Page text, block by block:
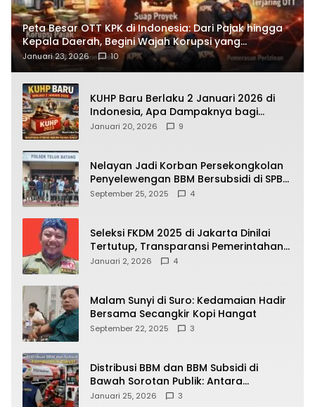
Peta Besar OTT KPK di Indonesia: Dari Pajak hingga
Kepala Daerah, Begini Wajah Korupsi yang
Terbongkar
Januari 23, 2026 10
KUHP Baru Berlaku 2 Januari 2026 di
Indonesia, Apa Dampaknya bagi
Kehidupan Warga? Ini Aturan Kunci
Januari 20, 2026 9
Nelayan Jadi Korban Persekongkolan
Penyelewengan BBM Bersubsidi di SPBU
64.78809 Teluk Batang
September 25, 2025 4
Seleksi FKDM 2025 di Jakarta Dinilai
Tertutup, Transparansi Pemerintahan
Pramono–Rano Dipertanyakan
Januari 2, 2026 4
Malam Sunyi di Suro: Kedamaian Hadir
Bersama Secangkir Kopi Hangat
September 22, 2025 3
Distribusi BBM dan BBM Subsidi di
Bawah Sorotan Publik: Antara
Kepentingan Negara, Hak Konsumen,
Januari 25, 2026 3